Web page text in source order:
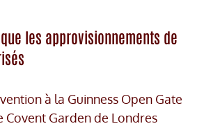
les approvisionnements de
à la Guinness Open Gate
Covent Garden de Londres